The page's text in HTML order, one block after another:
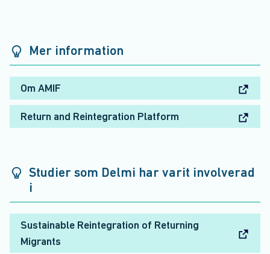
Mer information
Om AMIF
Return and Reintegration Platform
Studier som Delmi har varit involverad
i
Sustainable Reintegration of Returning
Migrants